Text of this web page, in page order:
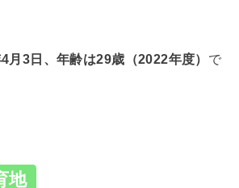
月3日、年齢は29歳（2022年度） で
地